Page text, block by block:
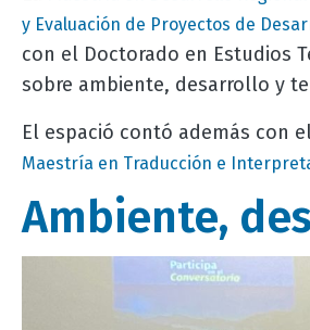
y Evaluación de Proyectos de
con el Doctorado en Estudios
sobre ambiente, desarrollo y
El espació contó además con
Maestría en Traducción e
Ambiente,